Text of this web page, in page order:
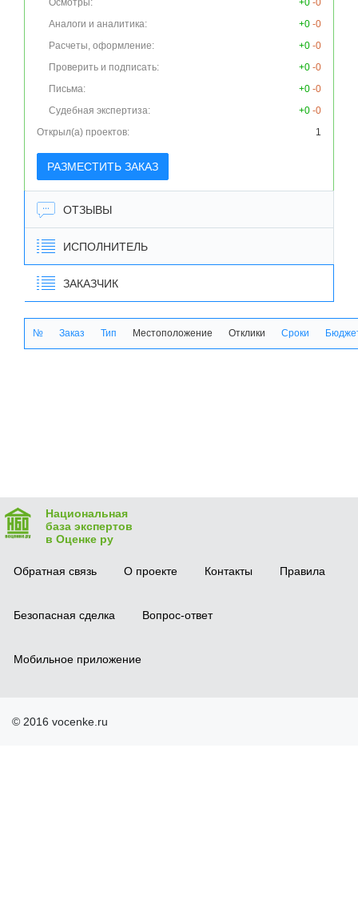
Осмотры:
+0 -0
Аналоги и аналитика:
+0 -0
Расчеты, оформление:
+0 -0
Проверить и подписать:
+0 -0
Письма:
+0 -0
Судебная экспертиза:
+0 -0
Открыл(а) проектов:
1
РАЗМЕСТИТЬ ЗАКАЗ
ОТЗЫВЫ
ИСПОЛНИТЕЛЬ
ЗАКАЗЧИК
№ Заказ Тип Местоположение Отклики Сроки
Национальная
база экспертов
в Оценке ру
Обратная связь О проекте Контакты Правила
Безопасная сделка Вопрос-ответ
Мобильное приложение
© 2016 vocenke.ru